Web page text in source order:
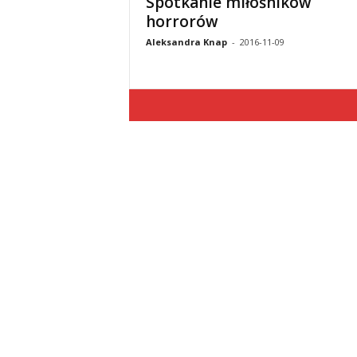
horrorów
Aleksandra Knap - 2016-11-09